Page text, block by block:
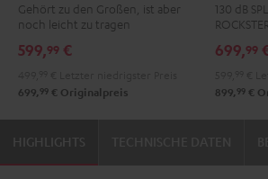
Schwarz
Gehört zu den Großen, ist aber
noch leicht zu tragen
599,99 €
699, 99 € Originalpreis
130 dB
699,99
899, 99 €
HIGHLIGHTS